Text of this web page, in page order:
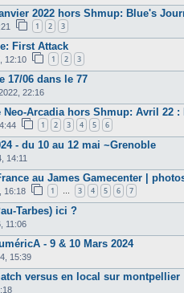
2022 hors Shmup: Blue's
1 2 3
First Attack
12:10 1 2 3
17/06 dans le 77
22:16
Arcadia hors Shmup: Avril 22
1 2 3 4 5 6
- du 10 au 12 mai ~Grenoble
14:11
au James Gamecenter |
16:18 1 … 3 4 5 6 7
Tarbes) ici ?
11:06
- 9 & 10 Mars 2024
15:39
versus en local sur montpellier